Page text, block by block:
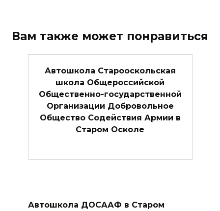
Вам также может понравиться
Автошкола Старооскольская
школа Общероссийской
Общественно-государственной
Организации Добровольное
Общество Содействия Армии в
Старом Осколе
Автошкола ДОСААФ в Старом